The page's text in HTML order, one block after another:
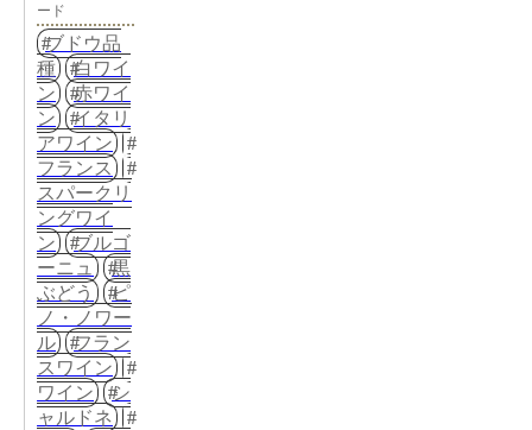
ード
ブドウ品
種
白ワイ
ン
赤ワイ
ン
イタリ
アワイン
フランス
スパークリ
ングワイ
ン
ブルゴ
ーニュ
黒
ぶどう
ピ
ノ・ノワー
ル
フラン
スワイン
ワイン
シ
ャルドネ